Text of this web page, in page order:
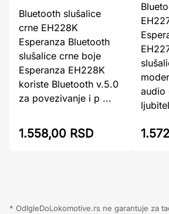
Bluetooth slušalice
crne EH228K
Esperanza Bluetooth
slušalice crne boje
Esperanza EH228K
koriste Bluetooth v.5.0
za povezivanje i p ...
1.558,00 RSD
audio
* OdIgleDoLokomotive.rs ne garantuje za